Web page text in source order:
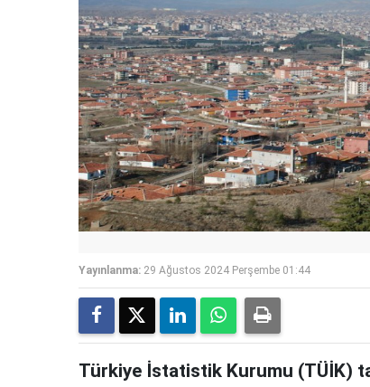
Yayınlanma: 29 Ağustos 2024 Perşembe 01:44
Türkiye İstatistik Kurumu (TÜİK)